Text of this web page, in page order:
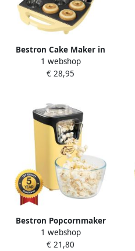
Bestron Cake Maker in
tulbandvorm wafelijzer
voor 6 mini tulband cakes
geel
1 webshop
€ 28,95
Bestron Popcornmaker
Turbo-Popcorn in minder 2
minuten Popcornmachine
1 webshop
€ 21,80